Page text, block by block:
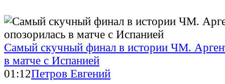
Самый скучный финал в истории ЧМ.
в матче с Испанией
01:12Петров Евгений